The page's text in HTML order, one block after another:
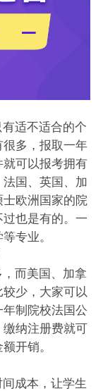
适不适合的个
很多，报取一年
可以报考拥有
国、英国、加
欧洲国家的院
也是有的。一
专业。
而美国、加拿
少，大家可以
制院校法国公
纳注册费就可
开销。
成本，让学生